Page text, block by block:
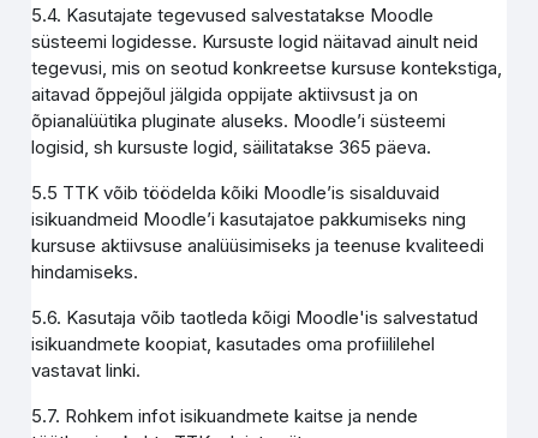
5.4. Kasutajate tegevused salvestatakse Moodle
süsteemi logidesse. Kursuste logid näitavad ainult neid
tegevusi, mis on seotud konkreetse kursuse kontekstiga,
aitavad õppejõul jälgida oppijate aktiivsust ja on
õpianalüütika pluginate aluseks. Moodle’i süsteemi
logisid, sh kursuste logid, säilitatakse 365 päeva.
5.5 TTK võib töödelda kõiki Moodle’is sisalduvaid
isikuandmeid Moodle’i kasutajatoe pakkumiseks ning
kursuse aktiivsuse analüüsimiseks ja teenuse kvaliteedi
hindamiseks.
5.6. Kasutaja võib taotleda kõigi Moodle'is salvestatud
isikuandmete koopiat, kasutades oma profiililehel
vastavat linki.
5.7. Rohkem infot isikuandmete kaitse ja nende